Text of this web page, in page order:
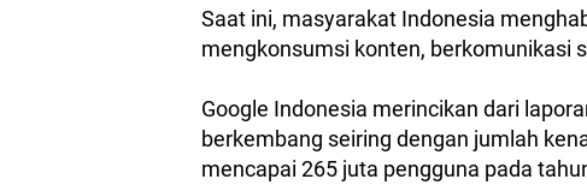
Saat ini, masyarakat Indonesia
mengkonsumsi konten, berkomunikasi
Google Indonesia merincikan dari
berkembang seiring dengan jumlah
mencapai 265 juta pengguna pada